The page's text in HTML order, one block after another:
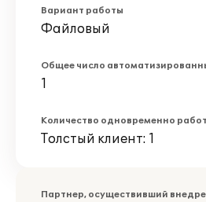
Вариант работы
Файловый
Общее число
1
Количество одновременно
Толстый клиент: 1
Партнер, осуществивший